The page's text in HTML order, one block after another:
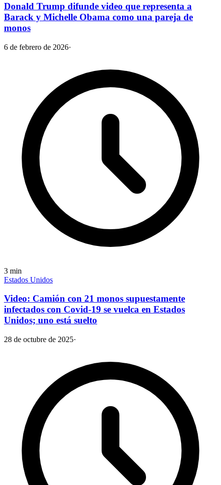
Donald Trump difunde video que representa a
Barack y Michelle Obama como una pareja de
monos
6 de febrero de 2026·
3 min
Estados Unidos
Video: Camión con 21 monos supuestamente
infectados con Covid-19 se vuelca en Estados
Unidos; uno está suelto
28 de octubre de 2025·